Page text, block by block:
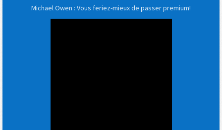
Michael Owen : Vous feriez-mieux de passer premium!